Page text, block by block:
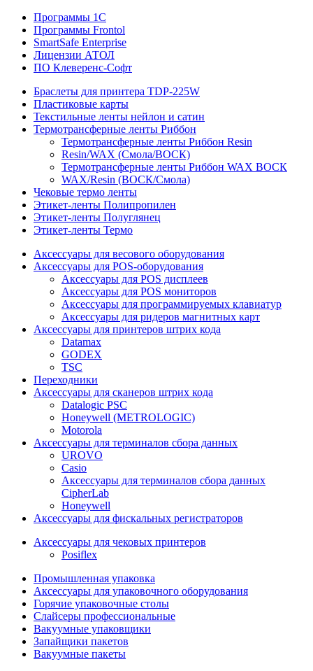
Программы 1C
Программы Frontol
SmartSafe Enterprise
Лицензии АТОЛ
ПО Клеверенс-Софт
Браслеты для принтера TDP-225W
Пластиковые карты
Текстильные ленты нейлон и сатин
Термотрансферные ленты Риббон
Термотрансферные ленты Риббон Resin
Resin/WAX (Смола/ВОСК)
Термотрансферные ленты Риббон WAX ВОСК
WAX/Resin (ВОСК/Смола)
Чековые термо ленты
Этикет-ленты Полипропилен
Этикет-ленты Полуглянец
Этикет-ленты Термо
Аксессуары для весового оборудования
Аксессуары для POS-оборудования
Аксессуары для POS дисплеев
Аксессуары для POS мониторов
Аксессуары для программируемых клавиатур
Аксессуары для ридеров магнитных карт
Аксессуары для принтеров штрих кода
Datamax
GODEX
TSC
Переходники
Аксессуары для сканеров штрих кода
Datalogic PSC
Honeywell (METROLOGIC)
Motorola
Аксессуары для терминалов сбора данных
UROVO
Casio
Аксессуары для терминалов сбора данных
CipherLab
Honeywell
Аксессуары для фискальных регистраторов
Аксессуары для чековых принтеров
Posiflex
Промышленная упаковка
Аксессуары для упаковочного оборудования
Горячие упаковочные столы
Слайсеры профессиональные
Вакуумные упаковщики
Запайщики пакетов
Вакуумные пакеты